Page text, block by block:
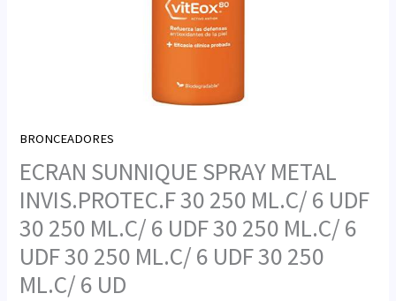
BRONCEADORES
ECRAN SUNNIQUE SPRAY METAL
INVIS.PROTEC.F 30 250 ML.C/ 6 UDF
30 250 ML.C/ 6 UDF 30 250 ML.C/ 6
UDF 30 250 ML.C/ 6 UDF 30 250
ML.C/ 6 UD